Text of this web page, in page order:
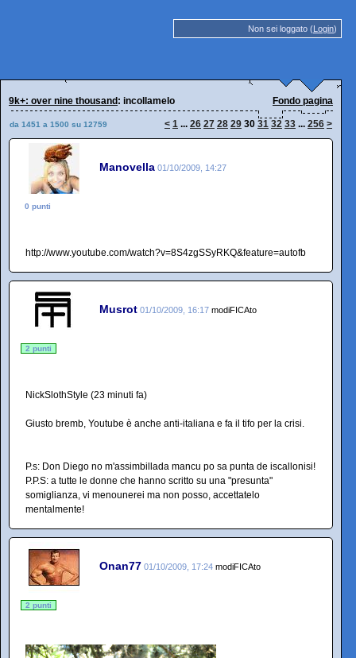
Non sei loggato (Login)
9k+: over nine thousand : incollamelo Fondo pagina
da 1451 a 1500 su 12759 < 1 ... 26 27 28 29 30 31 32 33 ... 256 >
Manovella 01/10/2009, 14:27
0 punti
http://www.youtube.com/watch?v=8S4zgSSyRKQ&feature=autofb
Musrot 01/10/2009, 16:17 modiFICAto
2 punti
NickSlothStyle (23 minuti fa)
Giusto bremb, Youtube è anche anti-italiana e fa il tifo per la crisi.
P.s: Don Diego no m'assimbillada mancu po sa punta de iscallonisi!
P.P.S: a tutte le donne che hanno scritto su una "presunta"
somiglianza, vi menounerei ma non posso, accettatelo
mentalmente!
Onan77 01/10/2009, 17:24 modiFICAto
2 punti